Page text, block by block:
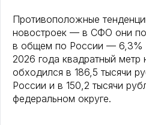
Противоположные
новостроек — в СФО они
в общем по России — 6,3%
2026 года квадратный метр
обходился в 186,5 тысячи
России и в 150,2 тысячи
федеральном округе.